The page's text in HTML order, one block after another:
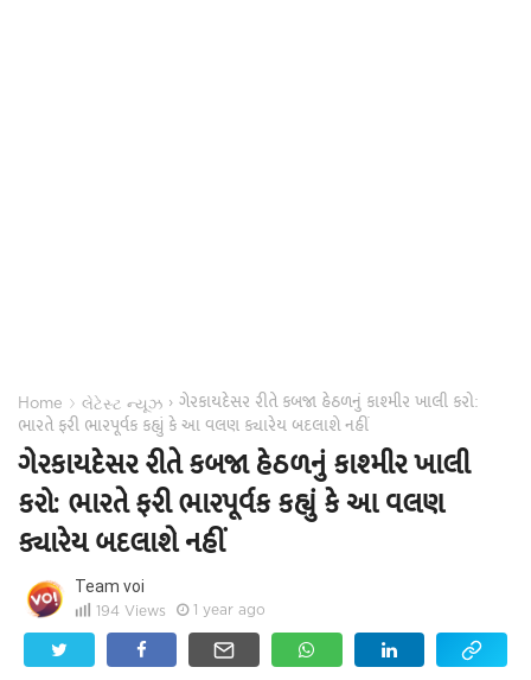
Home › લેટેસ્ટ ન્યૂઝ › ગેરકાયદેસર રીતે કબજા હેઠળનું કાશ્મીર ખાલી કરો:
ભારતે ફરી ભારપૂર્વક કહ્યું કે આ વલણ ક્યારેય બદલાશે નહીં
ગેરકાયદેસર રીતે કબજા હેઠળનું કાશ્મીર ખાલી
કરો: ભારતે ફરી ભારપૂર્વક કહ્યું કે આ વલણ
ક્યારેય બદલાશે નહીં
Team voi
194 Views 1 year ago